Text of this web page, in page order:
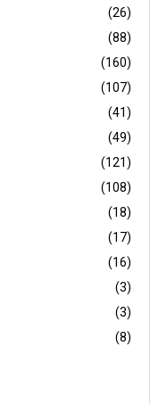
(26)
(88)
(160)
(107)
(41)
(49)
(121)
(108)
(18)
(17)
(16)
(3)
(3)
(8)